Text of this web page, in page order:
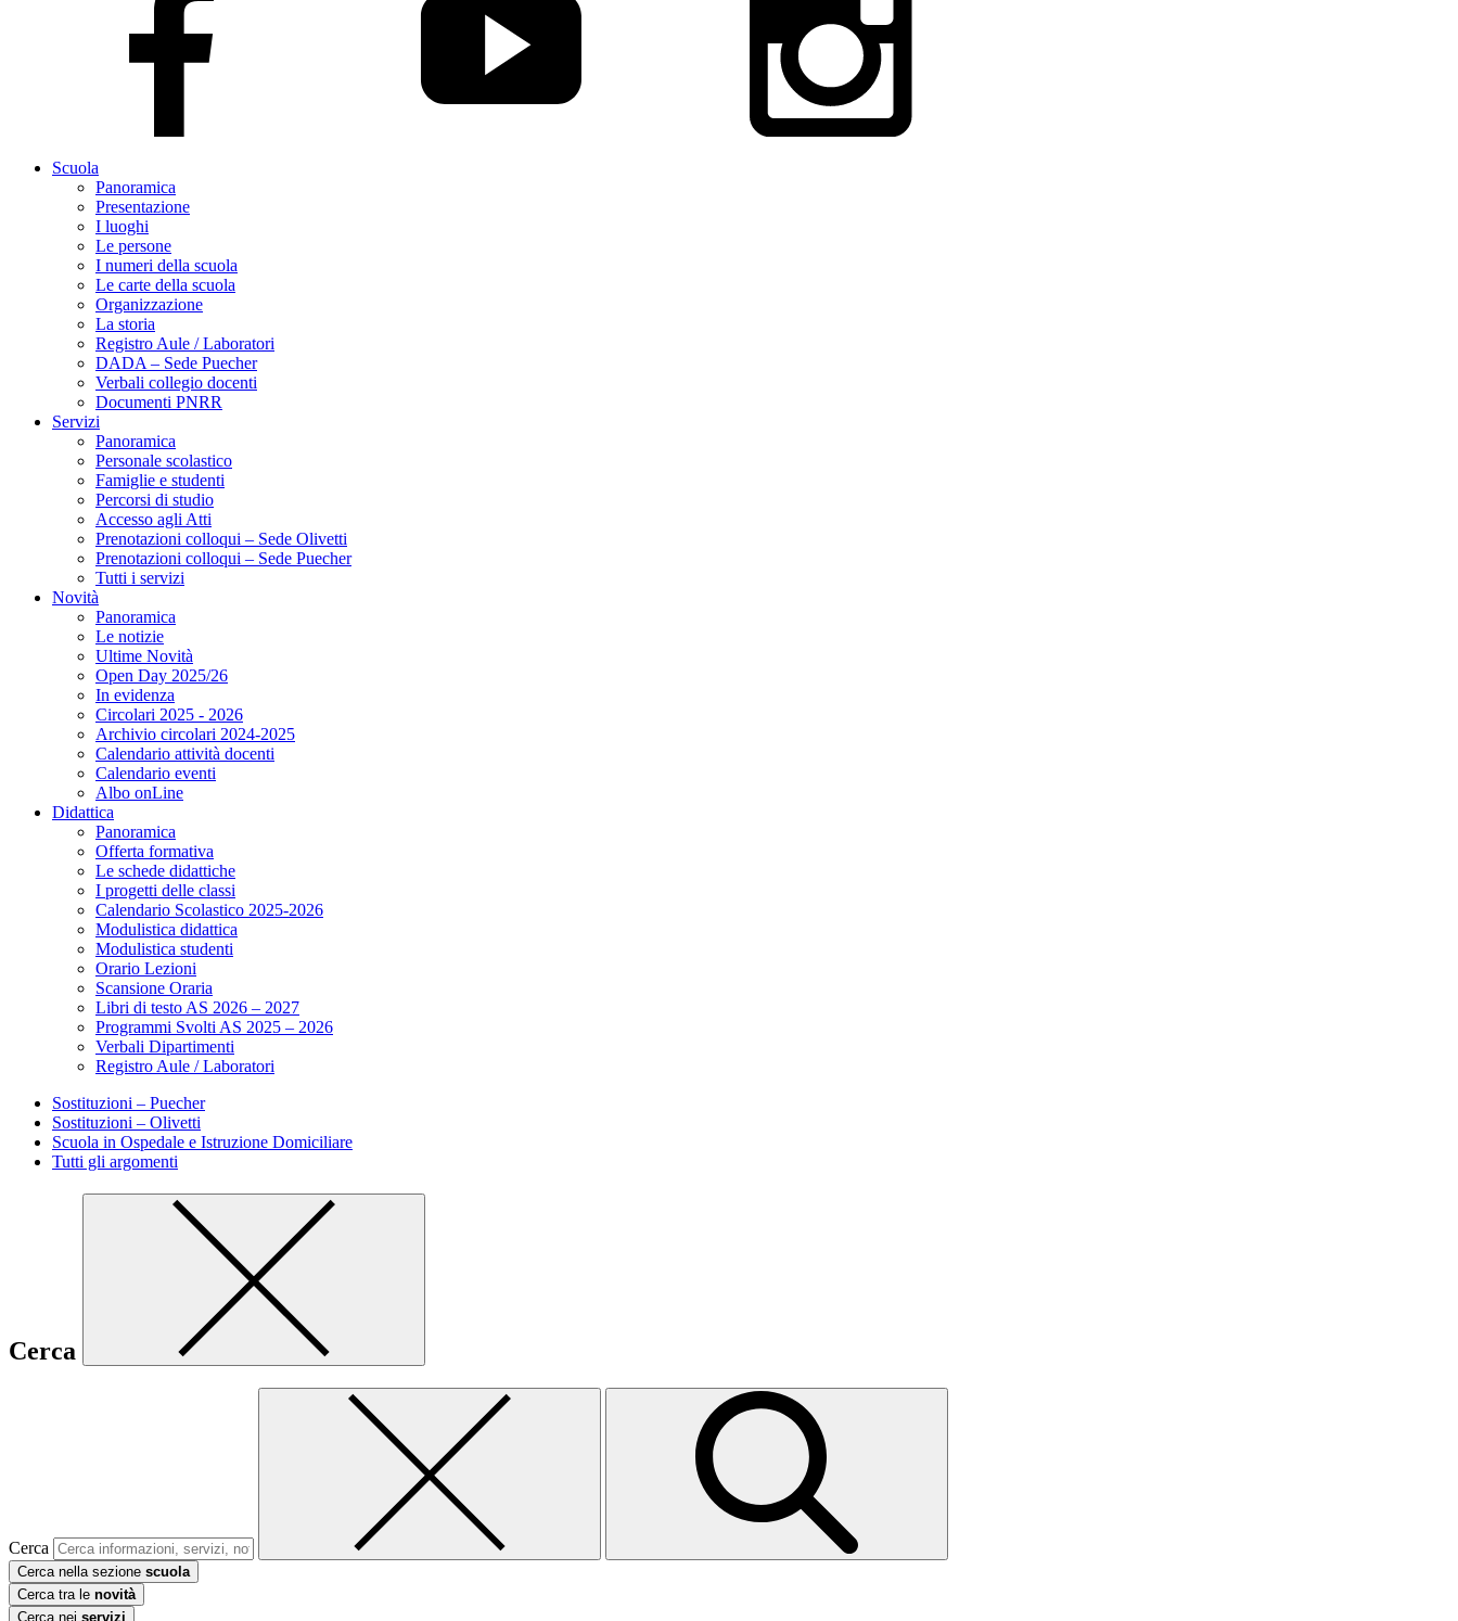
Scuola
Panoramica
Presentazione
I luoghi
Le persone
I numeri della scuola
Le carte della scuola
Organizzazione
La storia
Registro Aule / Laboratori
DADA – Sede Puecher
Verbali collegio docenti
Documenti PNRR
Servizi
Panoramica
Personale scolastico
Famiglie e studenti
Percorsi di studio
Accesso agli Atti
Prenotazioni colloqui – Sede Olivetti
Prenotazioni colloqui – Sede Puecher
Tutti i servizi
Novità
Panoramica
Le notizie
Ultime Novità
Open Day 2025/26
In evidenza
Circolari 2025 - 2026
Archivio circolari 2024-2025
Calendario attività docenti
Calendario eventi
Albo onLine
Didattica
Panoramica
Offerta formativa
Le schede didattiche
I progetti delle classi
Calendario Scolastico 2025-2026
Modulistica didattica
Modulistica studenti
Orario Lezioni
Scansione Oraria
Libri di testo AS 2026 – 2027
Programmi Svolti AS 2025 – 2026
Verbali Dipartimenti
Registro Aule / Laboratori
Sostituzioni – Puecher
Sostituzioni – Olivetti
Scuola in Ospedale e Istruzione Domiciliare
Tutti gli argomenti
Cerca
Cerca
Cerca nella sezione scuola
Cerca tra le novità
Cerca nei servizi